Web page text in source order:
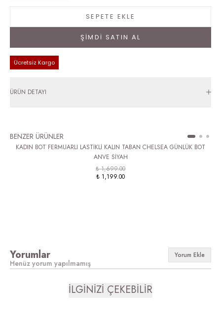
SEPETE EKLE
ŞİMDİ SATIN AL
Ücretsiz Kargo
ÜRÜN DETAYI
BENZER ÜRÜNLER
KADIN BOT FERMUARLI LASTİKLİ KALIN TABAN CHELSEA GÜNLÜK BOT
ANVE SİYAH
₺ 1,699.00
₺ 1,199.00
Yorumlar Yorum Ekle
Henüz yorum yapılmamış
İLGİNİZİ ÇEKEBİLİR